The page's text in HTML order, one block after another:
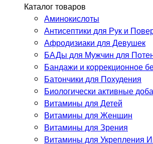
Каталог товаров
Аминокислоты
Антисептики для Рук и
Афродизиаки для Девушек
БАДы для Мужчин для
Бандажи и коррекционное
Батончики для Похудения
Биологически активные
Витамины для Детей
Витамины для Женщин
Витамины для Зрения
Витамины для Укрепления